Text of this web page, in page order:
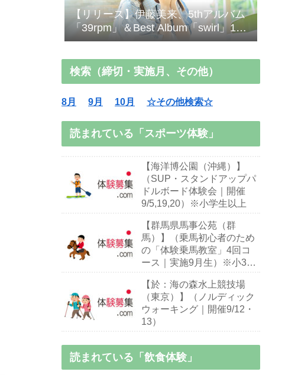
【リリース】伊藤美来、5thアルバム
「39rpm」＆Best Album「swirl」10/7
発売！
検索（締切・実施月、その他）
8月 9月 10月 ☆その他検索☆
読まれている「スポーツ体験」
【海洋博公園（沖縄）】
（SUP・スタンドアップパ
ドルボード体験会｜開催
9/5,19,20）※小学生以上
【群馬県馬事公苑（群
馬）】（乗馬初心者のため
の「体験乗馬教室」4回コ
ース｜実施9月生）※小3～
【於：海の森水上競技場
（東京）】（ノルディック
ウォーキング｜開催9/12・
13）
読まれている「飲食体験」